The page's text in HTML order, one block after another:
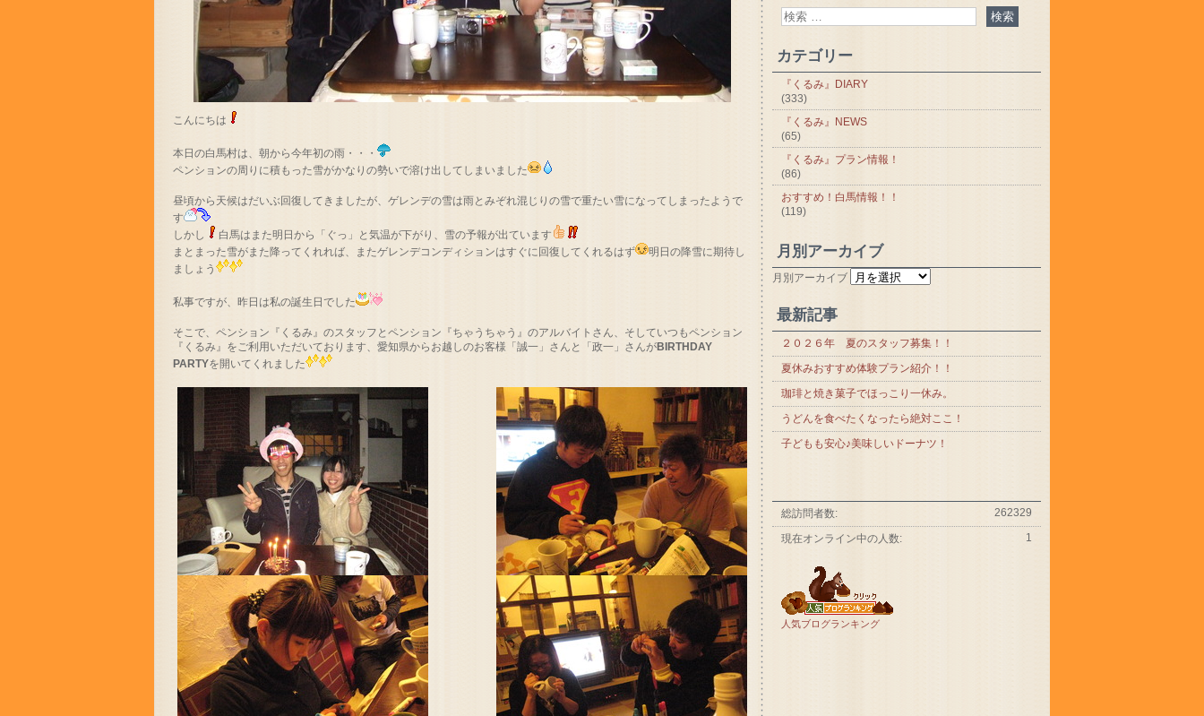
こんにちは
本日の白馬村は、朝から今年初の雨・・・
ペンションの周りに積もった雪がかなりの勢いで溶け出してしまいました
昼頃から天候はだいぶ回復してきましたが、ゲレンデの雪は雨とみぞれ混じりの雪で重たい雪になってしまったようで
す
しかし
白馬はまた明日から「ぐっ」と気温が下がり、雪の予報が出ています
まとまった雪がまた降ってくれれば、またゲレンデコンディションはすぐに回復してくれるはず
明日の降雪に期待し
ましょう
私事ですが、昨日は私の誕生日でした
そこで、ペンション『くるみ』のスタッフとペンション『ちゃうちゃう』のアルバイトさん、そしていつもペンション
『くるみ』をご利用いただいております、愛知県からお越しのお客様「誠一」さんと「政一」さんがBIRTHDAY
PARTYを開いてくれました
カテゴリー
『くるみ』DIARY
(333)
『くるみ』NEWS
(65)
『くるみ』プラン情報！
(86)
おすすめ！白馬情報！！
(119)
月別アーカイブ
月別アーカイブ
最新記事
２０２６年 夏のスタッフ募集！！
夏休みおすすめ体験プラン紹介！！
珈琲と焼き菓子でほっこり一休み。
うどんを食べたくなったら絶対ここ！
子どもも安心♪美味しいドーナツ！
262329
総訪問者数:
1
現在オンライン中の人数:
人気ブログランキング